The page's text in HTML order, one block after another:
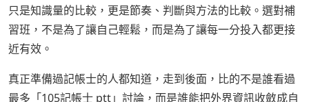
只是知識量的比較，更是節奏、判斷與方法的比較。選對補
習班，不是為了讓自己輕鬆，而是為了讓每一分投入都更接
近有效。
真正準備過記帳士的人都知道，走到後面，比的不是誰看過
最多「105記帳士 ptt」討論，而是誰能把外界資訊收斂成自